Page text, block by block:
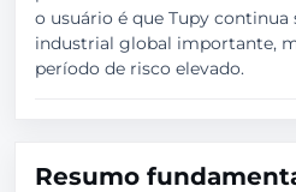
o usuário é que Tupy continua
industrial global importante,
período de risco elevado.
Resumo